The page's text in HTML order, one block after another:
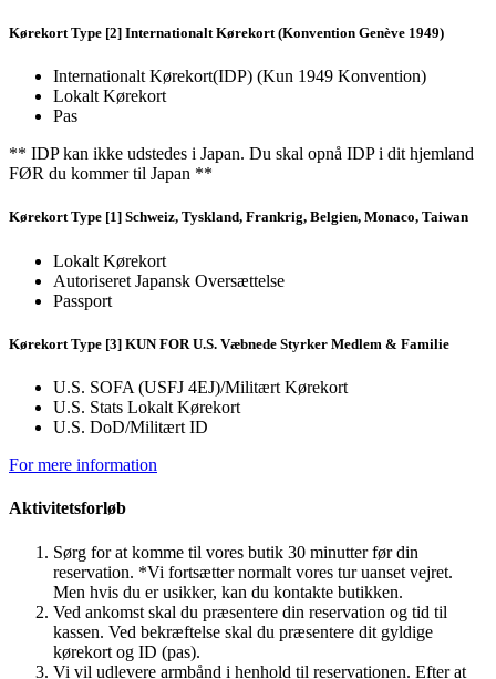
Kørekort Type [2] Internationalt Kørekort (Konvention Genève 1949)
Internationalt Kørekort(IDP) (Kun 1949 Konvention)
Lokalt Kørekort
Pas
** IDP kan ikke udstedes i Japan. Du skal opnå IDP i dit hjemland
FØR du kommer til Japan **
Kørekort Type [1] Schweiz, Tyskland, Frankrig, Belgien, Monaco, Taiwan
Lokalt Kørekort
Autoriseret Japansk Oversættelse
Passport
Kørekort Type [3] KUN FOR U.S. Væbnede Styrker Medlem & Familie
U.S. SOFA (USFJ 4EJ)/Militært Kørekort
U.S. Stats Lokalt Kørekort
U.S. DoD/Militært ID
For mere information
Aktivitetsforløb
Sørg for at komme til vores butik 30 minutter før din
reservation. *Vi fortsætter normalt vores tur uanset vejret.
Men hvis du er usikker, kan du kontakte butikken.
Ved ankomst skal du præsentere din reservation og tid til
kassen. Ved bekræftelse skal du præsentere dit gyldige
kørekort og ID (pas).
Vi vil udlevere armbånd i henhold til reservationen. Efter at